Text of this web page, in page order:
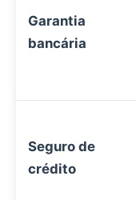
Garantia
bancária
Seguro de
crédito